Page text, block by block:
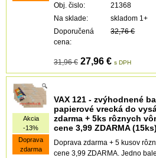
Obj. čislo:
21368
Na sklade:
skladom 1+
Doporučená
cena:
32,76 €
31,96 € 27,96 € s DPH
Akcia
-13%
Doprava
zdarma
VAX 121 - zvýhodnené
papierové vrecká do
zdarma + 5ks rôznych
cene 3,99 ZDARMA (15ks)
Doprava zdarma + 5 kusov
cene 3,99 ZDARMA. Jedno